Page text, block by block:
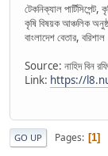
টেকনিক্যাল
কৃষি বিষয়ক আঞ্চলিক
বাংলাদেশ বেতার, বরিশাল
Source: নাহিদ বিন
Link: https://
GO UP Pages 1